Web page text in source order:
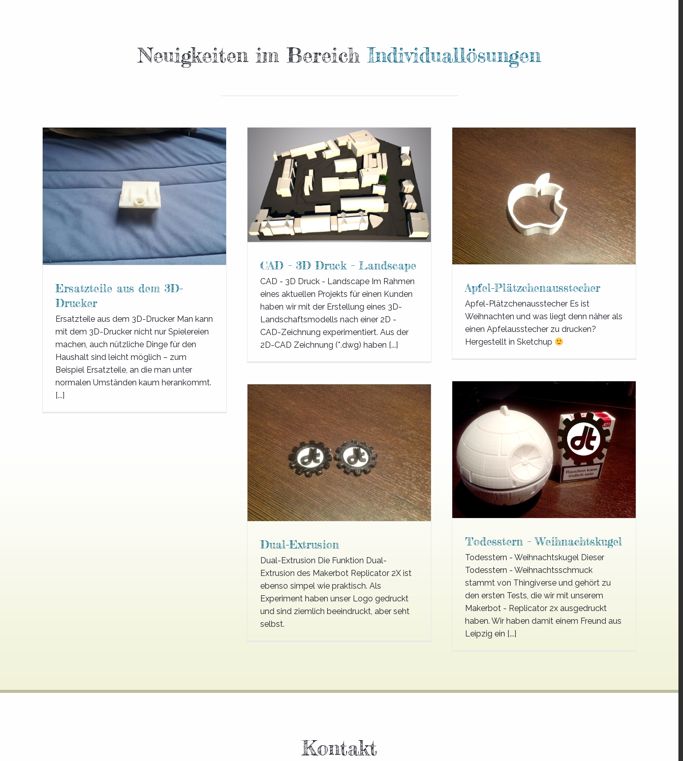
Neuigkeiten im BereichIndividuallösungen
Ersatzteile aus dem 3D-
Drucker
Ersatzteile aus dem 3D-Drucker Man kann
mit dem 3D-Drucker nicht nur Spielereien
machen, auch nützliche Dinge für den
Haushalt sind leicht möglich – zum
Beispiel Ersatzteile, an die man unter
normalen Umständen kaum herankommt.
[...]
CAD – 3D Druck – Landscape
CAD - 3D Druck - Landscape Im Rahmen
eines aktuellen Projekts für einen Kunden
haben wir mit der Erstellung eines 3D-
Landschaftsmodells nach einer 2D -
CAD-Zeichnung experimentiert. Aus der
2D-CAD Zeichnung (*.dwg) haben [...]
Apfel-Plätzchenausstecher
Apfel-Plätzchenausstecher Es ist
Weihnachten und was liegt denn näher als
einen Apfelausstecher zu drucken?
Hergestellt in Sketchup
Todesstern – Weihnachtskugel
Todesstern - Weihnachtskugel Dieser
Todesstern - Weihnachtsschmuck
stammt von Thingiverse und gehört zu
den ersten Tests, die wir mit unserem
Makerbot - Replicator 2x ausgedruckt
haben. Wir haben damit einem Freund aus
Leipzig ein [...]
Dual-Extrusion
Dual-Extrusion Die Funktion Dual-
Extrusion des Makerbot Replicator 2X ist
ebenso simpel wie praktisch. Als
Experiment haben unser Logo gedruckt
und sind ziemlich beeindruckt, aber seht
selbst.
Kontakt